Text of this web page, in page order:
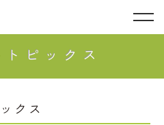
ピックス
クス